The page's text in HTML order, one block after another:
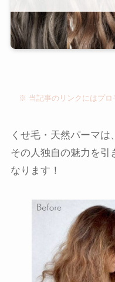
※ 当記事のリンクにはプロ
くせ毛・天然パーマ
その人独自の魅力を引
なります！